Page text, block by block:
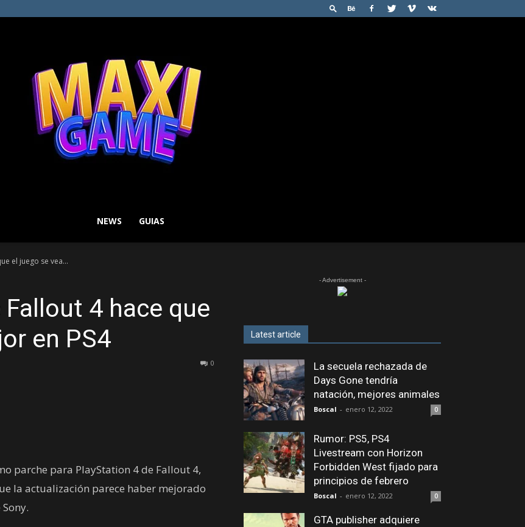
GAME
NEWS GUIAS
el juego se vea...
4 hace que
en PS4
0
parche para PlayStation 4 de Fallout 4,
la actualización parece haber mejorado
- Advertisement -
Latest article
La secuela rechazada de
Days Gone tendría
natación, mejores animales
Boscal - enero 12, 2022 0
Rumor: PS5, PS4
Livestream con Horizon
Forbidden West fijado para
principios de febrero
Boscal - enero 12, 2022 0
GTA publisher adquiere